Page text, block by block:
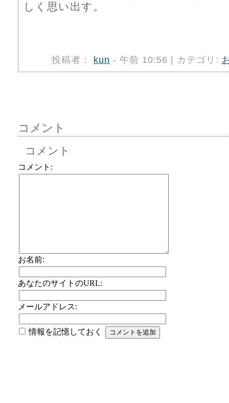
しく思い出す。
投稿者： kun - 午前 10:56 | カテゴリ:
コメント
コメント
コメント:
お名前:
あなたのサイトのURL:
メールアドレス:
情報を記憶しておく